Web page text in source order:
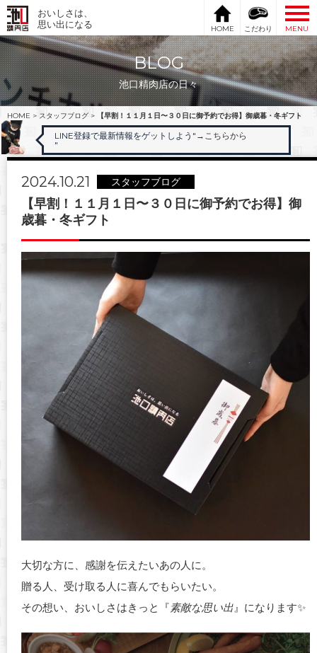
おいしさは、
思い出になる
HOME こだわり MENU
BLOG
池口精肉店の日々
HOME > スタッフブログ > 【早割！１１月１日〜３０日に御予約でお得】御歳暮・冬ギフト
LINE登録で最新情報をゲットしよう" →こちらから
"
2024.10.21 スタッフブログ
【早割！１１月１日〜３０日に御予約でお得】御
歳暮・冬ギフト
大切な方に、感謝を伝えたいあの人に。
贈る人、受け取る人に喜んでもらいたい。
その想い、おいしさはきっと『素敵な思い出』になります✨